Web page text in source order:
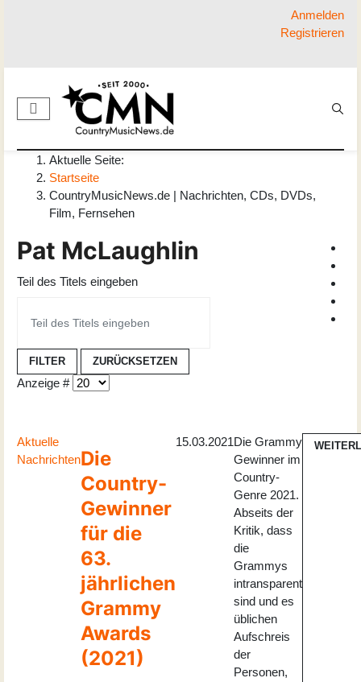
Anmelden
Registrieren
Aktuelle Seite:
Startseite
CountryMusicNews.de | Nachrichten, CDs, DVDs,
Film, Fernsehen
Pat McLaughlin
Teil des Titels eingeben
FILTER ZURÜCKSETZEN
Anzeige #
Aktuelle
NachrichtenDie
Country-
Gewinner
für die
63.
jährlichen
Grammy
Awards
(2021)
15.03.2021Die Grammy
Gewinner im
Country-
Genre 2021.
Abseits der
Kritik, dass
die
Grammys
intransparent
sind und es
üblichen
Aufschreis
der
Personen,